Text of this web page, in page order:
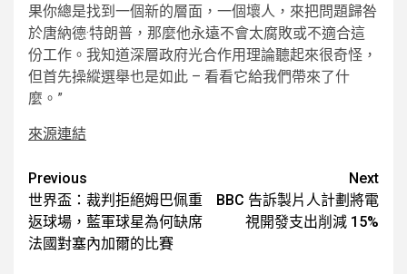
果你總是找到一個新的層面，一個壞人，來把問題歸咎
於唐納德·特朗普，那麼他永遠不會太腐敗或不適合這
份工作。我知道深層政府光合作用理論聽起來很奇怪，
但首先操縱選舉也是如此 – 看看它給我們帶來了什
麼。”
來源連結
Post
navigation
Previous
世界盃：裁判拒絕姆巴佩重
返球場，藍軍球星為何缺席
法國對塞內加爾的比賽
Next
BBC 告訴製片人計劃將電
視開發支出削減 15%